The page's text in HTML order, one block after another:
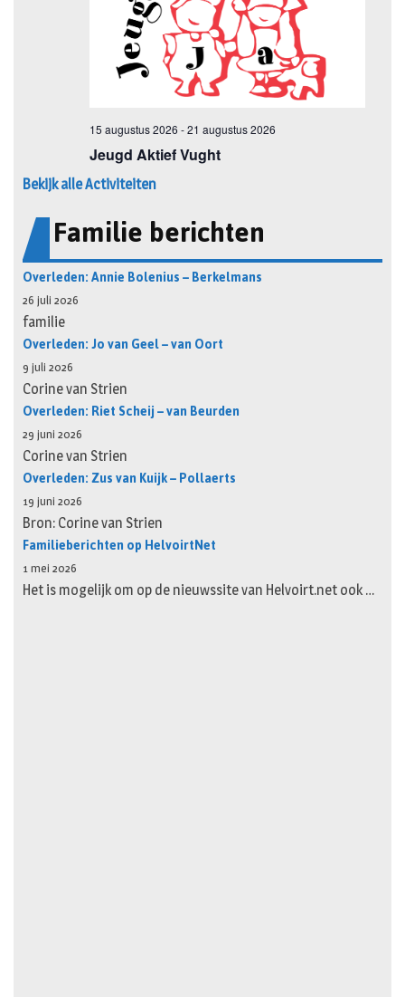
Bekijk alle Activiteiten
Familie berichten
Overleden: Annie Bolenius – Berkelmans
26 juli 2026
familie
Overleden: Jo van Geel – van Oort
9 juli 2026
Corine van Strien
Overleden: Riet Scheij – van Beurden
29 juni 2026
Corine van Strien
Overleden: Zus van Kuijk – Pollaerts
19 juni 2026
Bron: Corine van Strien
Familieberichten op HelvoirtNet
1 mei 2026
Het is mogelijk om op de nieuwssite van Helvoirt.net ook …